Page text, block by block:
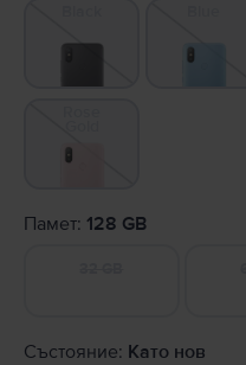
Памет: 128 GB
Състояние: Като нов